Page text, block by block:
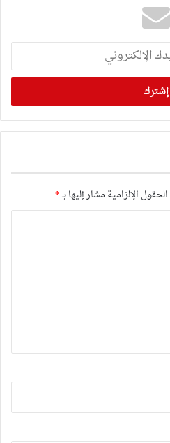
الحقول الإلزامية مشار إليها بـ*